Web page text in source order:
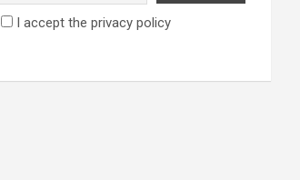
I accept the privacy policy